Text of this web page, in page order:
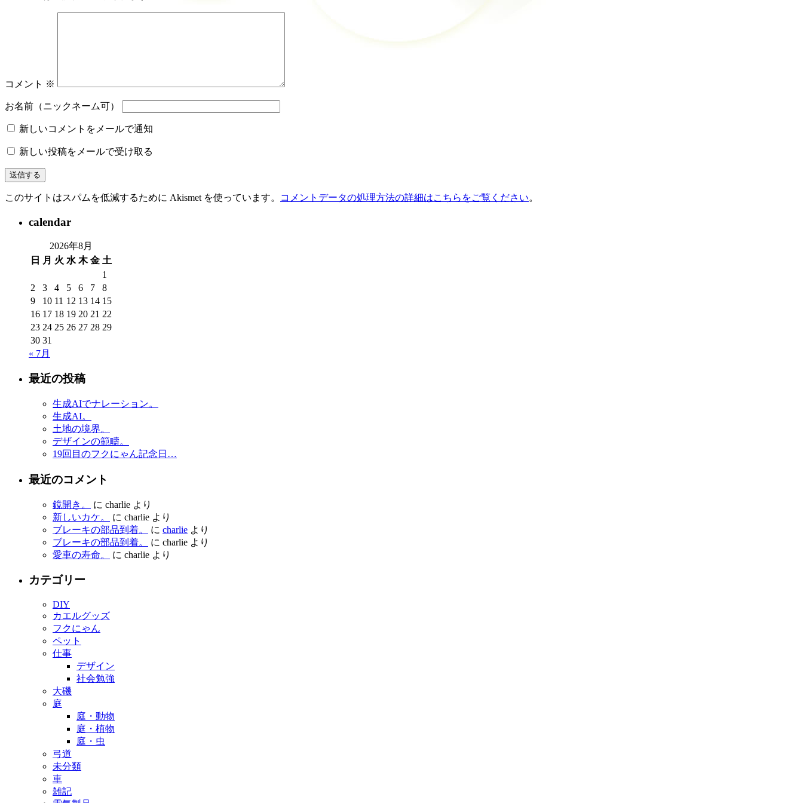
コメント ※
お名前（ニックネーム可）
新しいコメントをメールで通知
新しい投稿をメールで受け取る
このサイトはスパムを低減するために Akismet を使っています。 コメントデータの処理方法の詳細はこちらをご覧ください。
calendar
2026年8月
日
月 火 水 木 金 土
1
2
3 4 5 6 7
8
9
10 11 12 13 14 15
16 17 18 19 20 21 22
23 24 25 26 27 28 29
30 31
« 7月
最近の投稿
生成AIでナレーション。
生成AI。
土地の境界。
デザインの範疇。
19回目のフクにゃん記念日…
最近のコメント
鏡開き。 に charlie より
新しいカケ。
に charlie より
ブレーキの部品到着。
に charlie より
ブレーキの部品到着。
に charlie より
愛車の寿命。
に charlie より
カテゴリー
DIY
カエルグッズ
フクにゃん
ペット
仕事
デザイン
社会勉強
大磯
庭
庭・動物
庭・植物
庭・虫
弓道
未分類
車
雑記